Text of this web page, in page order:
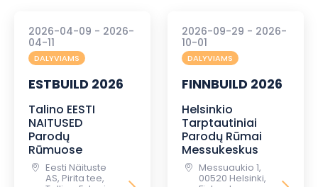
2026-04-09 - 2026-
04-11
DALYVIAMS
ESTBUILD 2026
Talino EESTI
NAITUSED
Parodų
Rūmuose
Eesti Näituste
AS, Pirita tee,
2026-09-29 - 2026-
10-01
DALYVIAMS
FINNBUILD 2026
Helsinkio
Tarptautiniai
Parodų Rūmai
Messukeskus
Messuaukio 1,
00520 Helsinki,